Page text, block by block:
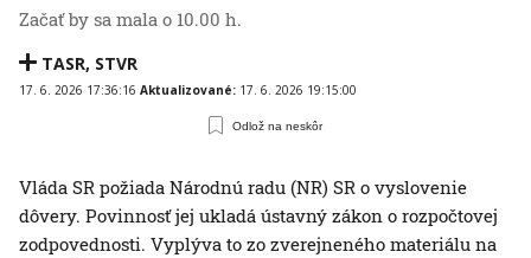
Začať by sa mala o 10.00 h.
TASR, STVR
17. 6. 2026 17:36:16 Aktualizované: 17. 6. 2026 19:15:00
Odlož na neskôr
Vláda SR požiada Národnú radu (NR) SR o vyslovenie
dôvery. Povinnosť jej ukladá ústavný zákon o rozpočtovej
zodpovednosti. Vyplýva to zo zverejneného materiálu na